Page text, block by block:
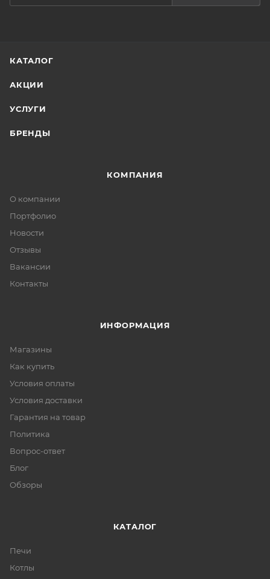
КАТАЛОГ
АКЦИИ
УСЛУГИ
БРЕНДЫ
КОМПАНИЯ
О компании
Портфолио
Новости
Отзывы
Вакансии
Контакты
ИНФОРМАЦИЯ
Магазины
Как купить
Условия оплаты
Условия доставки
Гарантия на товар
Политика
Вопрос-ответ
Блог
Обзоры
КАТАЛОГ
Печи
Котлы